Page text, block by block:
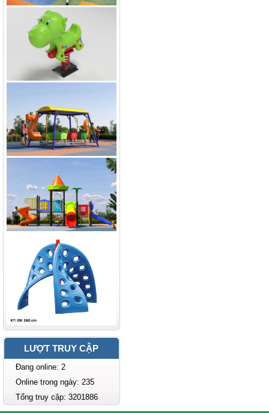
LƯỢT TRUY CẬP
Đang online: 2
Online trong ngày: 235
Tổng truy cập: 3201886